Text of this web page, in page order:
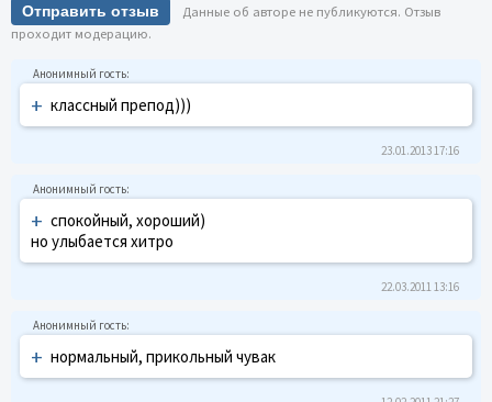
Отправить отзыв
Данные об авторе не публикуются. Отзыв
проходит модерацию.
+ классный препод)))
23.01.2013 17:16
+ спокойный, хороший)
но улыбается хитро
22.03.2011 13:16
+ нормальный, прикольный чувак